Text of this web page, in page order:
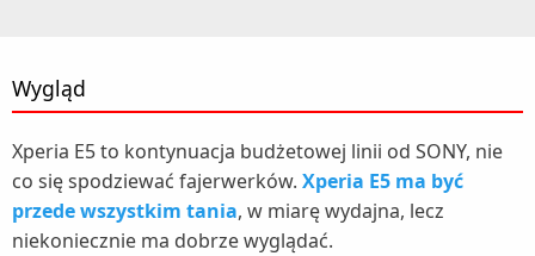
Wygląd
Xperia E5 to kontynuacja budżetowej linii od SONY, nie
co się spodziewać fajerwerków. Xperia E5 ma być
przede wszystkim tania, w miarę wydajna, lecz
niekoniecznie ma dobrze wyglądać.